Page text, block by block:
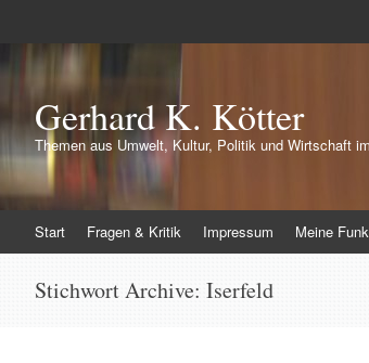
Gerhard K. Kötter
Themen aus Umwelt, Kultur, Politik und Wirtschaft
Inhalt
Start Fragen & Kritik Impressum Meine
Stichwort Archive: Iserfeld